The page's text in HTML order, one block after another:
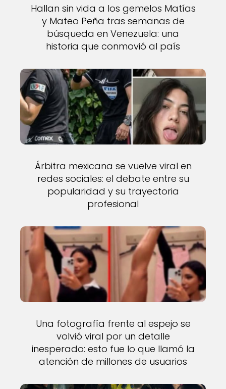
Hallan sin vida a los gemelos Matías
y Mateo Peña tras semanas de
búsqueda en Venezuela: una
historia que conmovió al país
Árbitra mexicana se vuelve viral en
redes sociales: el debate entre su
popularidad y su trayectoria
profesional
Una fotografía frente al espejo se
volvió viral por un detalle
inesperado: esto fue lo que llamó la
atención de millones de usuarios